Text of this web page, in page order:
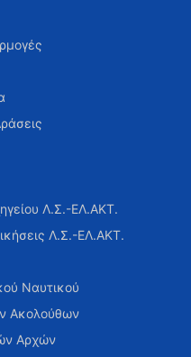
Λ.Σ.-ΕΛ.ΑΚΤ.
Λ.Σ.-ΕΛ.ΑΚΤ.
Ναυτικού
Ακολούθων
Αρχών